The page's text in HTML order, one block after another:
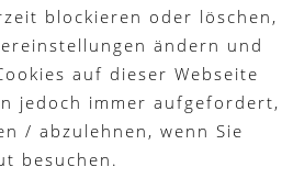
blockieren oder löschen,
ändern und
auf dieser Webseite
jedoch immer aufgefordert,
/ abzulehnen, wenn Sie
besuchen.